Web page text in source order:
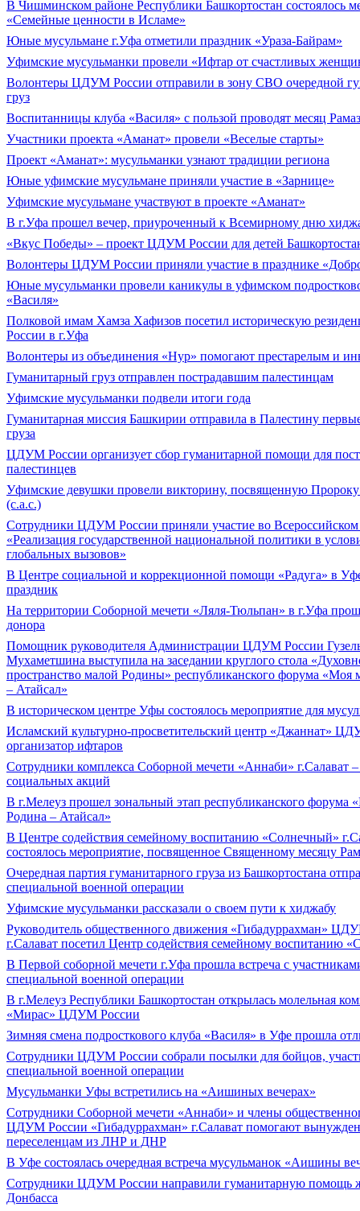
В Чишминском районе Республики Башкортостан состоялось
«Семейные ценности в Исламе»
Юные мусульмане г.Уфа отметили праздник «Ураза-Байрам»
Уфимские мусульманки провели «Ифтар от счастливых
Волонтеры ЦДУМ России отправили в зону СВО очередной
груз
Воспитанницы клуба «Василя» с пользой проводят месяц
Участники проекта «Аманат» провели «Веселые старты»
Проект «Аманат»: мусульманки узнают традиции региона
Юные уфимские мусульмане приняли участие в «Зарнице»
Уфимские мусульмане участвуют в проекте «Аманат»
В г.Уфа прошел вечер, приуроченный к Всемирному дню
«Вкус Победы» – проект ЦДУМ России для детей
Волонтеры ЦДУМ России приняли участие в празднике
Юные мусульманки провели каникулы в уфимском
«Василя»
Полковой имам Хамза Хафизов посетил историческую
России в г.Уфа
Волонтеры из объединения «Нур» помогают престарелым и
Гуманитарный груз отправлен пострадавшим палестинцам
Уфимские мусульманки подвели итоги года
Гуманитарная миссия Башкирии отправила в Палестину
груза
ЦДУМ России организует сбор гуманитарной помощи для
палестинцев
Уфимские девушки провели викторину, посвященную
(с.а.с.)
Сотрудники ЦДУМ России приняли участие во
«Реализация государственной национальной политики в
глобальных вызовов»
В Центре социальной и коррекционной помощи «Радуга» в
праздник
На территории Соборной мечети «Ляля-Тюльпан» в г.Уфа
донора
Помощник руководителя Администрации ЦДУМ России
Мухаметшина выступила на заседании круглого стола
пространство малой Родины» республиканского форума «Моя
– Атайсал»
В историческом центре Уфы состоялось мероприятие для
Исламский культурно-просветительский центр «Джаннат»
организатор ифтаров
Сотрудники комплекса Соборной мечети «Аннаби» г.Салават
социальных акций
В г.Мелеуз прошел зональный этап республиканского форума
Родина – Атайсал»
В Центре содействия семейному воспитанию «Солнечный»
состоялось мероприятие, посвященное Священному месяцу
Очередная партия гуманитарного груза из Башкортостана
специальной военной операции
Уфимские мусульманки рассказали о своем пути к хиджабу
Руководитель общественного движения «Гибадуррахман»
г.Салават посетил Центр содействия семейному воспитанию
В Первой соборной мечети г.Уфа прошла встреча с
специальной военной операции
В г.Мелеуз Республики Башкортостан открылась молельная
«Мирас» ЦДУМ России
Зимняя смена подросткового клуба «Василя» в Уфе прошла
Сотрудники ЦДУМ России собрали посылки для бойцов,
специальной военной операции
Мусульманки Уфы встретились на «Аишиных вечерах»
Сотрудники Соборной мечети «Аннаби» и члены
ЦДУМ России «Гибадуррахман» г.Салават помогают
переселенцам из ЛНР и ДНР
В Уфе состоялась очередная встреча мусульманок «Аишины
Сотрудники ЦДУМ России направили гуманитарную помощь
Донбасса